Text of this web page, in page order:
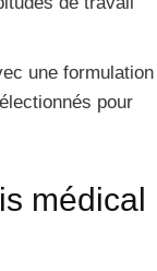
une formulation
pour
médical